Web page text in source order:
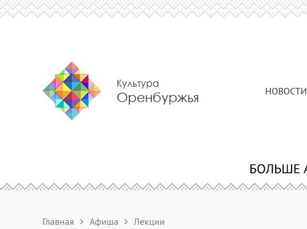
Культура
Оренбуржья НОВОСТИ
Главная Афиша Лекции